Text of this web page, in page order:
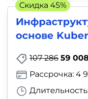
основе
107 286 59
Рассрочка: 4
Скидка 45%